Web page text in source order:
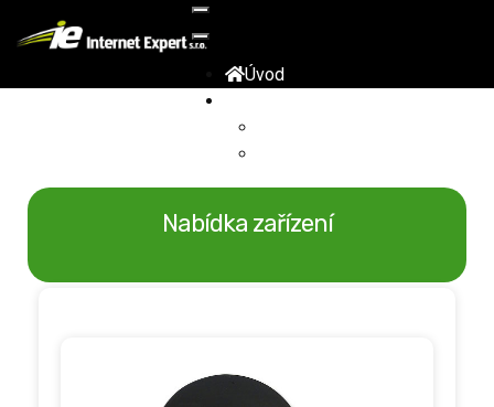
Úvod
Nabídka zařízení
Sledování TV
Nabídka zařízení
Nabídka zařízení